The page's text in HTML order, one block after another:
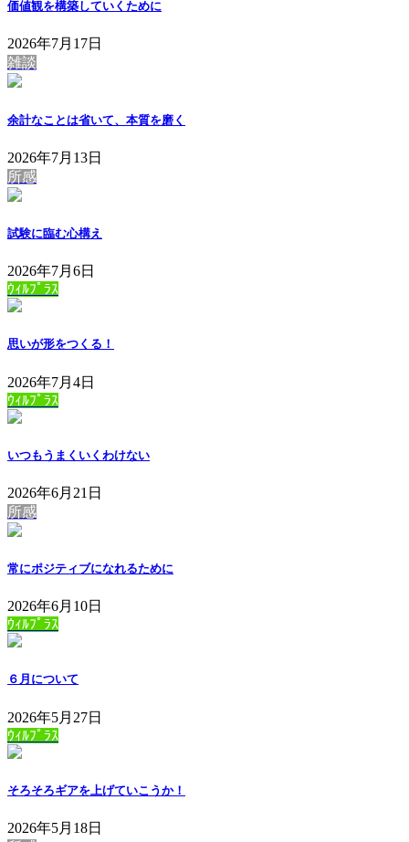
価値観を構築していくために
2026年7月17日
雑談
余計なことは省いて、本質を磨く
2026年7月13日
所感
試験に臨む心構え
2026年7月6日
ｳｨﾙﾌﾟﾗｽ
思いが形をつくる！
2026年7月4日
ｳｨﾙﾌﾟﾗｽ
いつもうまくいくわけない
2026年6月21日
所感
常にポジティブになれるために
2026年6月10日
ｳｨﾙﾌﾟﾗｽ
６月について
2026年5月27日
ｳｨﾙﾌﾟﾗｽ
そろそろギアを上げていこうか！
2026年5月18日